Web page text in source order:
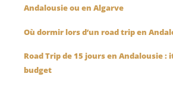
Andalousie ou en Algarve
Où dormir lors d’un road trip en
Road Trip de 15 jours en Andalousie
budget